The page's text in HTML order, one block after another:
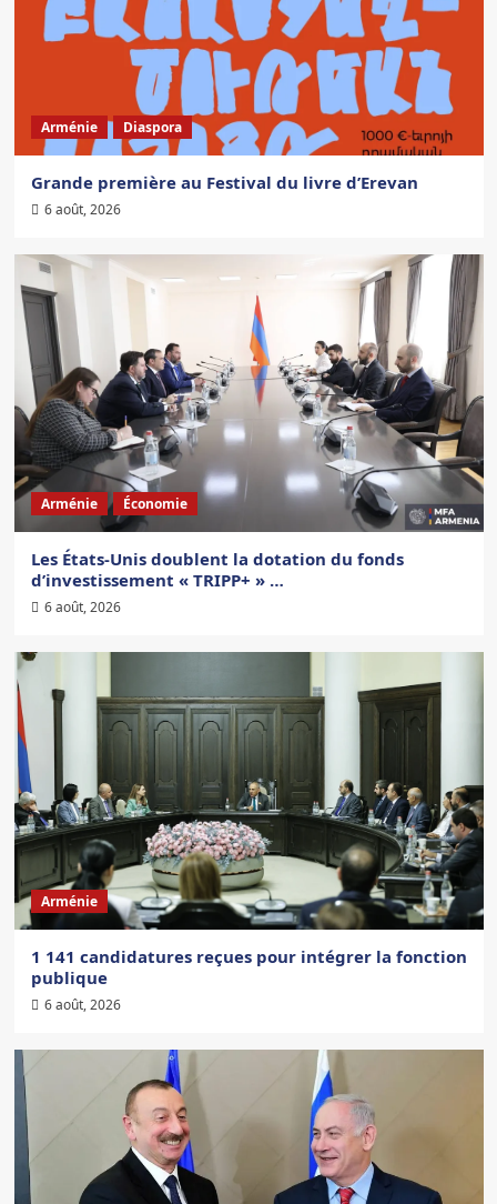
Arménie Diaspora
Grande première au Festival du livre d’Erevan
6 août, 2026
Arménie Économie
Les États-Unis doublent la dotation du fonds
d’investissement « TRIPP+ » …
6 août, 2026
Arménie
1 141 candidatures reçues pour intégrer la fonction
publique
6 août, 2026